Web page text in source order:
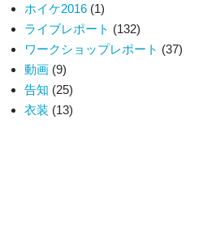
ホイケ2016 (1)
ライブレポート (132)
ワークショップレポート (37)
動画 (9)
告知 (25)
衣装 (13)